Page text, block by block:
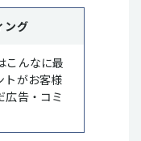
ング
こんなに最
トがお客様
広告・コミ